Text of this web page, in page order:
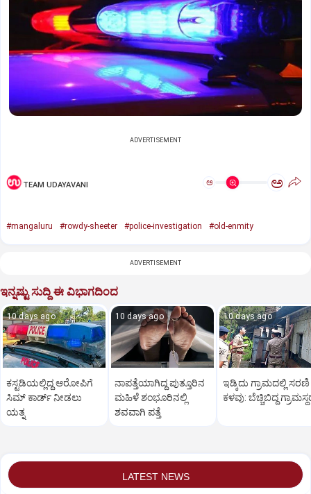
ADVERTISEMENT
TEAM UDAYAVANI ಅ ಅ
#mangaluru #rowdy-sheeter #police-investigation #old-enmity
ADVERTISEMENT
ಇನ್ನಷ್ಟು ಸುದ್ದಿ ಈ ವಿಭಾಗದಿಂದ
10 days ago
ಕಸ್ಟಡಿಯಲ್ಲಿದ್ದ ಆರೋಪಿಗೆ
ಸಿಮ್ ಕಾರ್ಡ್ ನೀಡಲು
ಯತ್ನ
10 days ago
ನಾಪತ್ತೆಯಾಗಿದ್ದ ಪುತ್ತೂರಿನ
ಮಹಿಳೆ ಶಂಭೂರಿನಲ್ಲಿ
ಶವವಾಗಿ ಪತ್ತೆ
10 days ago
ಇಡ್ಕಿದು ಗ್ರಾಮದಲ್ಲಿ ಸರಣಿ
ಕಳವು: ಬೆಚ್ಚಿಬಿದ್ದ
LATEST NEWS